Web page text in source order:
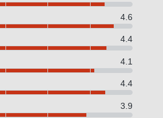
4.6
4.4
4.1
4.4
3.9